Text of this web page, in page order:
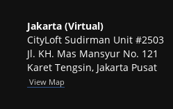
Jakarta (Virtual)
CityLoft Sudirman Unit #2503
Jl. KH. Mas Mansyur No. 121
Karet Tengsin, Jakarta Pusat
View Map